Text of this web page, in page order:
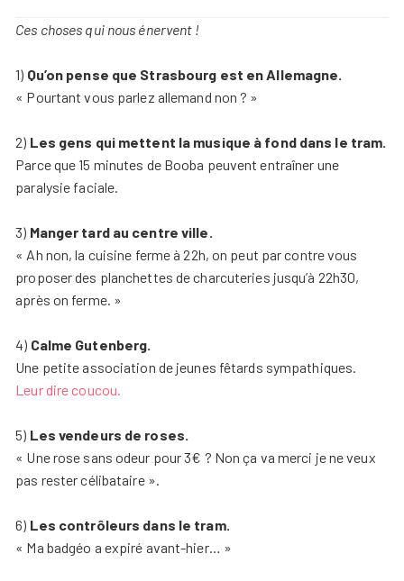
Ces choses qui nous énervent !
1) Qu’on pense que Strasbourg est en Allemagne.
« Pourtant vous parlez allemand non ? »
2) Les gens qui mettent la musique à fond dans le tram.
Parce que 15 minutes de Booba peuvent entraîner une
paralysie faciale.
3) Manger tard au centre ville.
« Ah non, la cuisine ferme à 22h, on peut par contre vous
proposer des planchettes de charcuteries jusqu’à 22h30,
après on ferme. »
4) Calme Gutenberg.
Une petite association de jeunes fêtards sympathiques.
Leur dire coucou.
5) Les vendeurs de roses.
« Une rose sans odeur pour 3€ ? Non ça va merci je ne veux
pas rester célibataire ».
6) Les contrôleurs dans le tram.
« Ma badgéo a expiré avant-hier… »